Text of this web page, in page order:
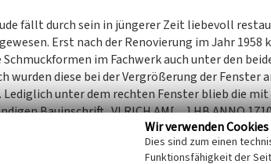
fällt durch sein in jüngerer Zeit liebevoll
Erst nach der Renovierung im Jahr 1958
Schmuckformen im Fachwerk auch unter den
wurden diese bei der Vergrößerung der Fenster
unter dem rechten Fenster blieb die
Bauinschrift „VLRICH AM[…] HB ANNO
Schmuckformen am Haus Stienes gehören
im Wechsel die Fachwerkfigur der sogenannten
Wir verwenden Cookies
Dies sind zum einen
Funktionsfähigkeit der